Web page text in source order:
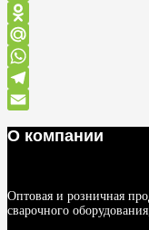
VK
Odnoklassniki
Mail.Ru
WhatsApp
Telegram
О компании
Оптовая и розничная
сварочного